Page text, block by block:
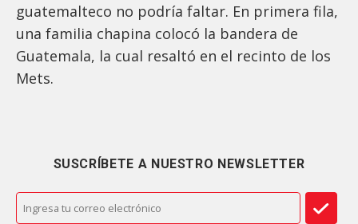
guatemalteco no podría faltar. En primera fila,
una familia chapina colocó la bandera de
Guatemala, la cual resaltó en el recinto de los
Mets.
SUSCRÍBETE A NUESTRO NEWSLETTER